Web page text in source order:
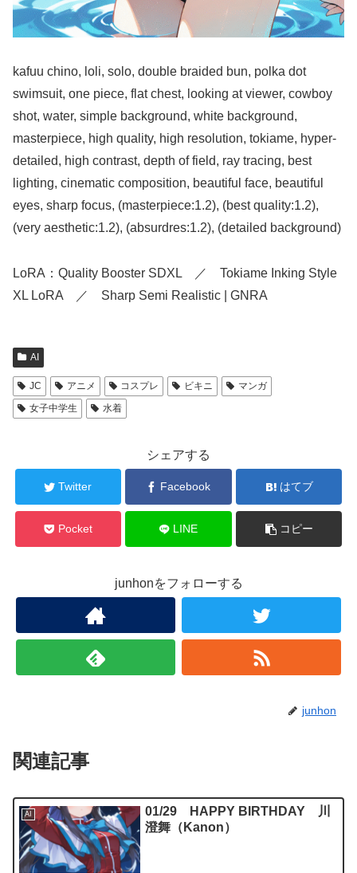
kafuu chino, loli, solo, double braided bun, polka dot
swimsuit, one piece, flat chest, looking at viewer, cowboy
shot, water, simple background, white background,
masterpiece, high quality, high resolution, tokiame, hyper-
detailed, high contrast, depth of field, ray tracing, best
lighting, cinematic composition, beautiful face, beautiful
eyes, sharp focus, (masterpiece:1.2), (best quality:1.2),
(very aesthetic:1.2), (absurdres:1.2), (detailed background)
LoRA：Quality Booster SDXL ／ Tokiame Inking Style
XL LoRA ／ Sharp Semi Realistic | GNRA
AI
JC アニメ コスプレ ビキニ
マンガ
女子中学生
水着
シェアする
Twitter Facebook はてブ
Pocket LINE コピー
junhonをフォローする
junhon
関連記事
AI
01/29 HAPPY BIRTHDAY 川
澄舞（Kanon）